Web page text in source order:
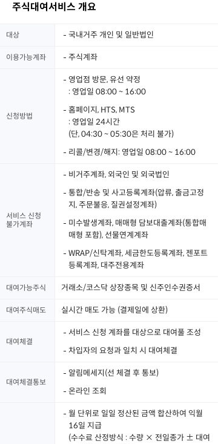
주식대여서비스 개요
대상 국내거주 개인 및 일반법인
이용가능계좌 주식계좌
신청방법
영업점 방문, 유선 약정
: 영업일 08:00 ~ 16:00
홈페이지, HTS, MTS
: 영업일 24시간
(단, 04:30 ~ 05:30은 처리 불가)
리콜/변경/해지: 영업일 08:00 ~ 16:00
서비스 신청
불가계좌
비거주계좌, 외국인 및 외국법인
통합/반송 및 사고등록계좌(압류, 출금고정
지, 주문불응, 질권설정계좌)
미수발생계좌, 매매형 담보대출계좌(통합매
매형 포함), 선물연계계좌
WRAP/신탁계좌, 세금한도등록계좌, 젠포트
등록계좌, 대주전용계좌
대여가능주식 거래소/코스닥 상장종목 및 신주인수권증서
대여주식매도 실시간 매도 가능 (결제일에 상환)
대여체결
서비스 신청 계좌를 대상으로 대여풀 조성
차입자의 요청과 일치 시 대여체결
대여체결통보
알림메세지(선 체결 후 통보)
온라인 조회
월 단위로 일일 정산된 금액 합산하여 익월
16일 지급
(수수료 산정방식 : 수량 × 전일종가 ± 대여